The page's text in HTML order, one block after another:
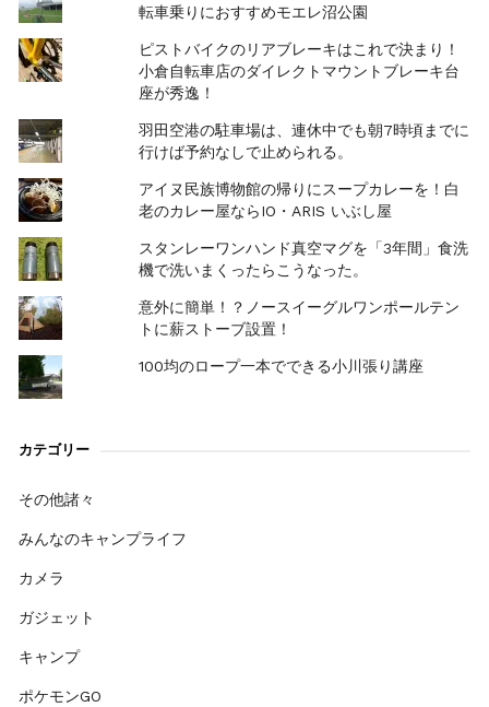
転車乗りにおすすめモエレ沼公園
ピストバイクのリアブレーキはこれで決まり！
小倉自転車店のダイレクトマウントブレーキ台
座が秀逸！
羽田空港の駐車場は、連休中でも朝7時頃までに
行けば予約なしで止められる。
アイヌ民族博物館の帰りにスープカレーを！白
老のカレー屋ならIO・ARIS いぶし屋
スタンレーワンハンド真空マグを「3年間」食洗
機で洗いまくったらこうなった。
意外に簡単！？ノースイーグルワンポールテン
トに薪ストーブ設置！
100均のロープ一本でできる小川張り講座
カテゴリー
その他諸々
みんなのキャンプライフ
カメラ
ガジェット
キャンプ
ポケモンGO